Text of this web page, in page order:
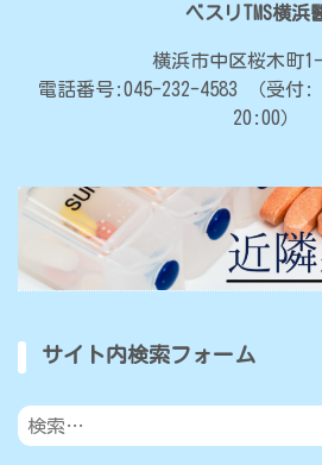
ベスリTMS横浜
横浜市中区桜木町
電話番号:045-232-4583
（受付
20:00）
サイト内検索フォーム
検
索: